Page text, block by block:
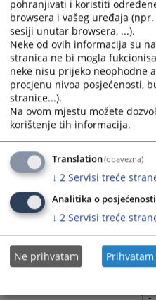
and
select
a
date.
Press
the
question
mark
to
get
the
keyboard
shortcuts
changing
dates.
and
select
a
date.
Press
the
mark
get
the
1 -
pohranjivati i koristiti
browsera i vašeg uređaja
sesiji unutar browsera, ...).
Neke od ovih informacija su
stranica ne bi mogla
neke nisu prijeko neophodne
procjenu nivoa posjećenosti,
stranice...).
Na ovom mjestu možete
korištenje tih informacija.
Translation(obavezna)
↓ 2 Servisi treće
Analitika o
↓ 2 Servisi treće
Ne prihvatam